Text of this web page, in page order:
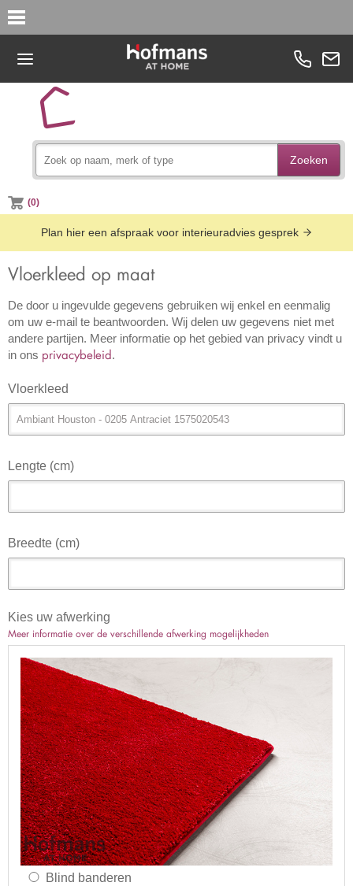
Zoeken
(0)
Plan hier een afspraak voor interieuradvies gesprek
Vloerkleed op maat
De door u ingevulde gegevens gebruiken wij enkel en eenmalig
om uw e-mail te beantwoorden. Wij delen uw gegevens niet met
andere partijen. Meer informatie op het gebied van privacy vindt u
in ons privacybeleid.
Vloerkleed
Lengte (cm)
Breedte (cm)
Kies uw afwerking
Meer informatie over de verschillende afwerking mogelijkheden
Blind banderen